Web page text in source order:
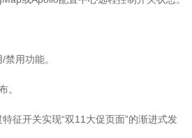
用功能。
。
征开关实现“双11大促页面”的渐进式发